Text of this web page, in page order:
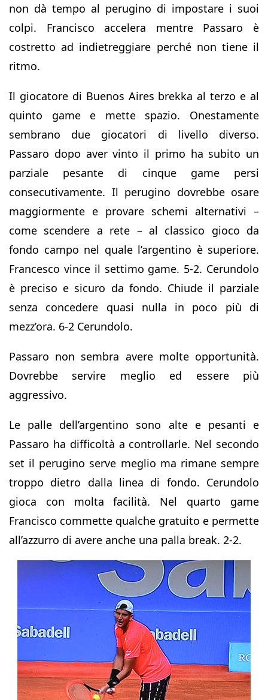
non dà tempo al perugino di impostare i suoi
colpi. Francisco accelera mentre Passaro è
costretto ad indietreggiare perché non tiene il
ritmo.
Il giocatore di Buenos Aires brekka al terzo e al
quinto game e mette spazio. Onestamente
sembrano due giocatori di livello diverso.
Passaro dopo aver vinto il primo ha subito un
parziale pesante di cinque game persi
consecutivamente. Il perugino dovrebbe osare
maggiormente e provare schemi alternativi –
come scendere a rete – al classico gioco da
fondo campo nel quale l’argentino è superiore.
Francesco vince il settimo game. 5-2. Cerundolo
è preciso e sicuro da fondo. Chiude il parziale
senza concedere quasi nulla in poco più di
mezz’ora. 6-2 Cerundolo.
Passaro non sembra avere molte opportunità.
Dovrebbe servire meglio ed essere più
aggressivo.
Le palle dell’argentino sono alte e pesanti e
Passaro ha difficoltà a controllarle. Nel secondo
set il perugino serve meglio ma rimane sempre
troppo dietro dalla linea di fondo. Cerundolo
gioca con molta facilità. Nel quarto game
Francisco commette qualche gratuito e permette
all’azzurro di avere anche una palla break. 2-2.